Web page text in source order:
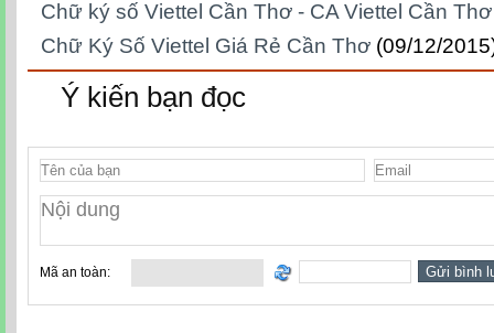
Chữ ký số Viettel Cần Thơ - CA Viettel Cần Thơ
Chữ Ký Số Viettel Giá Rẻ Cần Thơ (09/12/
Ý kiến bạn đọc
Mã an toàn: